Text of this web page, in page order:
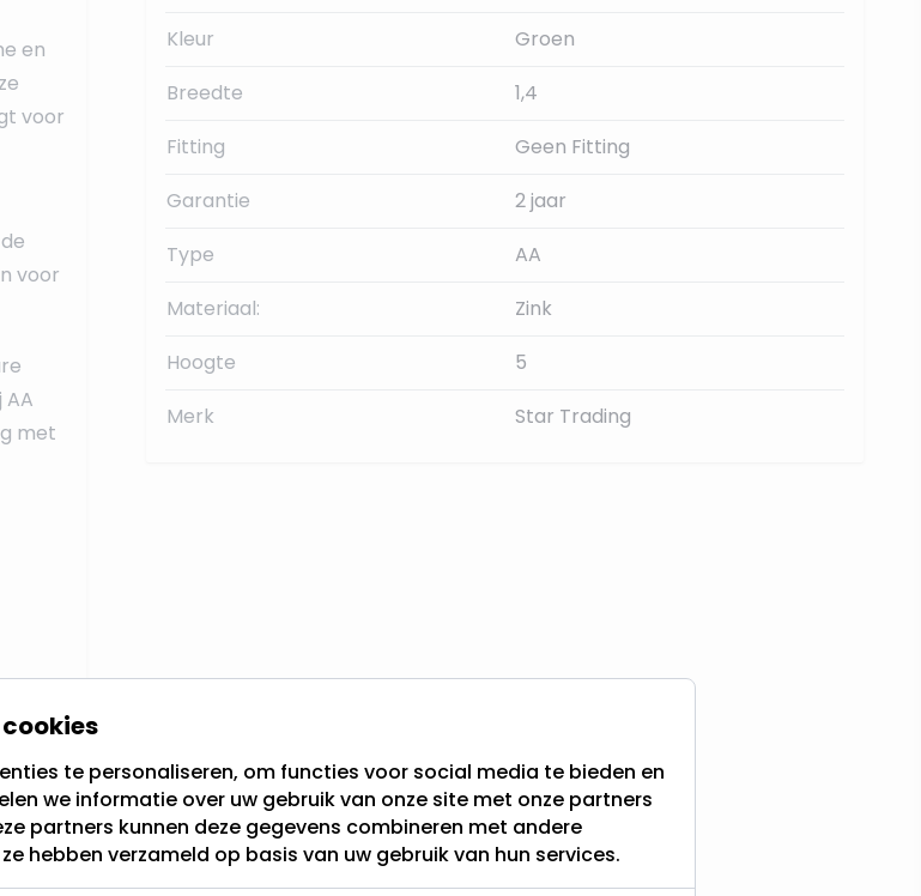
en
voor
voor
met
Kleur
Groen
Breedte
1,4
Fitting
Geen Fitting
Garantie
2 jaar
Type
AA
Materiaal:
Zink
Hoogte
5
Merk
Star Trading
te personaliseren, om functies voor social media te bieden en
we informatie over uw gebruik van onze site met onze partners
partners kunnen deze gegevens combineren met andere
hebben verzameld op basis van uw gebruik van hun services.